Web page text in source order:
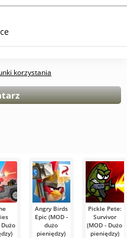
korzystania
Angry Birds
Epic (MOD -
dużo
pieniędzy)
Pickle Pete:
Survivor
(MOD - Dużo
pieniędzy)